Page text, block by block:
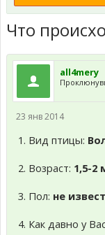
Что
all4mery
23 янв 2014
1. Вид птицы:
2. Возраст: 1,5-2
3. Пол: не
4. Как давно у